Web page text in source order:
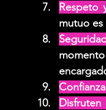
Respeto
mutuo
Disfruten